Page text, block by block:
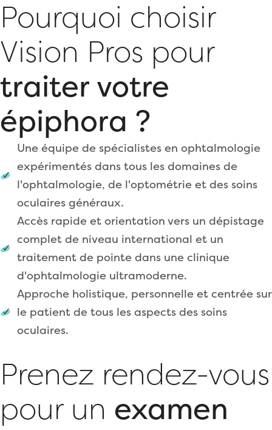
Pourquoi choisir
Vision Pros pour
traiter votre
épiphora ?
Une équipe de spécialistes en ophtalmologie
expérimentés dans tous les domaines de
l'ophtalmologie, de l'optométrie et des soins
oculaires généraux.
Accès rapide et orientation vers un dépistage
complet de niveau international et un
traitement de pointe dans une clinique
d'ophtalmologie ultramoderne.
Approche holistique, personnelle et centrée sur
le patient de tous les aspects des soins
oculaires.
Prenez rendez-vous
pour un examen